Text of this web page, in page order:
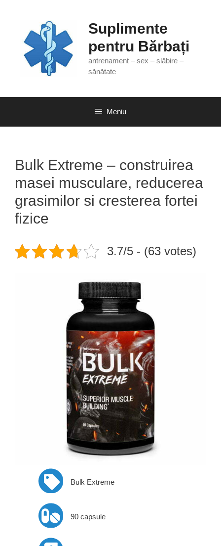
Suplimente
pentru Bărbați
antrenament – sex – slăbire –
sănătate
Meniu
Bulk Extreme – construirea
masei musculare, reducerea
grasimilor si cresterea fortei
fizice
3.7/5 - (63 votes)
Bulk Extreme
90 capsule